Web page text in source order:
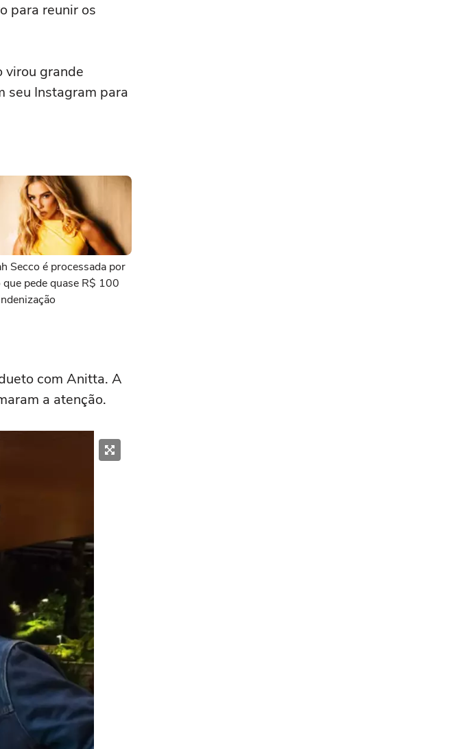
para reunir os
virou grande
seu Instagram para
Secco é processada por
pede quase R$ 100
com Anitta. A
a atenção.